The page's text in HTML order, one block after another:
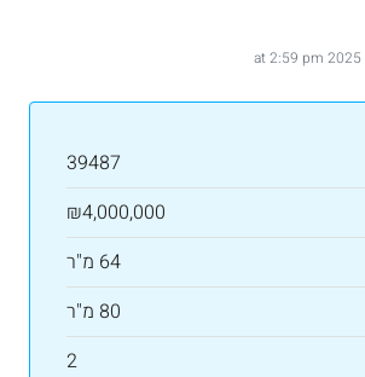
39487
₪4,000,000
64 מ"ר
80 מ"ר
2